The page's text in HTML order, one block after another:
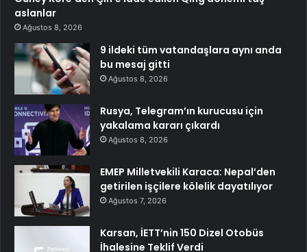
aslanlar
Ağustos 8, 2026
9 ildeki tüm vatandaşlara aynı anda
bu mesaj gitti
Ağustos 8, 2026
Rusya, Telegram’ın kurucusu için
yakalama kararı çıkardı
Ağustos 8, 2026
EMEP Milletvekili Karaca: Nepal’den
getirilen işçilere kölelik dayatılıyor
Ağustos 7, 2026
Karsan, İETT’nin 150 Dizel Otobüs
İhalesine Teklif Verdi